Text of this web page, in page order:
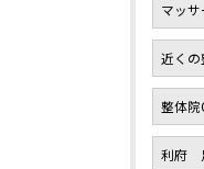
マッ
近くの
整体院
利府